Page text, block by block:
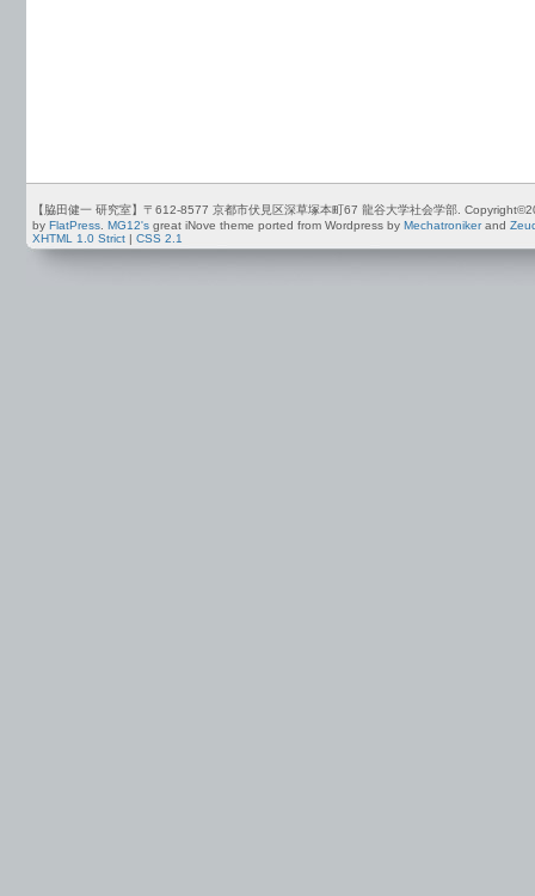
【脇田健一 研究室】〒612-8577 京都市伏見区深草塚本町67 龍谷大学社会学部.
by FlatPress. MG12's great iNove theme ported from Wordpress by Mechatronikerand
XHTML 1.0 Strict
CSS 2.1